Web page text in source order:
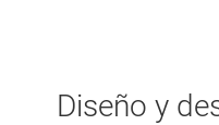
Diseño y